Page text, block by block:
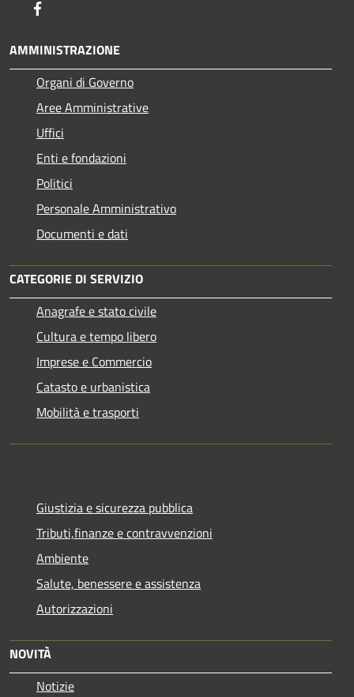
AMMINISTRAZIONE
Organi di Governo
Aree Amministrative
Uffici
Enti e fondazioni
Politici
Personale Amministrativo
Documenti e dati
CATEGORIE DI SERVIZIO
Anagrafe e stato civile
Cultura e tempo libero
Imprese e Commercio
Catasto e urbanistica
Mobilità e trasporti
Giustizia e sicurezza pubblica
Tributi,finanze e contravvenzioni
Ambiente
Salute, benessere e assistenza
Autorizzazioni
NOVITÀ
Notizie